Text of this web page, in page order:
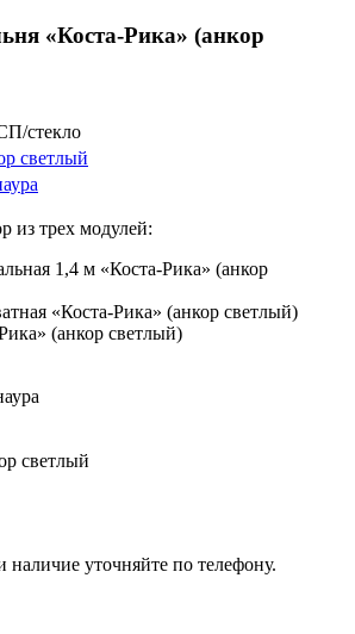
«Коста-Рика» (анкор
стекло
светлый
из трех модулей:
1,4 м «Коста-Рика» (анкор
«Коста-Рика» (анкор светлый)
(анкор светлый)
светлый
наличие уточняйте по телефону.